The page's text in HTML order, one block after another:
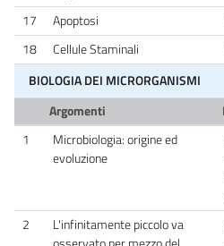
17 Apoptosi
18
Cellule Staminali
BIOLOGIA DEI MICRORGANISMI
Argomenti
1
Microbiologia: origine ed
evoluzione
2
L'infinitamente piccolo va